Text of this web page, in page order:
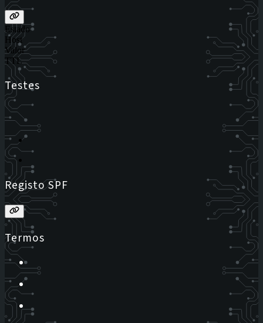
Estado
Host
Valor
TTL
Testes
Registo SPF
Termos